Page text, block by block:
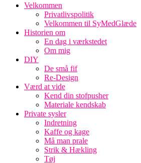
Velkommen
Privatlivspolitik
Velkommen til SyMedGlæde
Historien om
En dag i værkstedet
Om mig
DIY
De små fif
Re-Design
Værd at vide
Kend din stofpusher
Materiale kendskab
Private sysler
Indretning
Kaffe og kage
Må man prale
Strik & Hækling
Tøj